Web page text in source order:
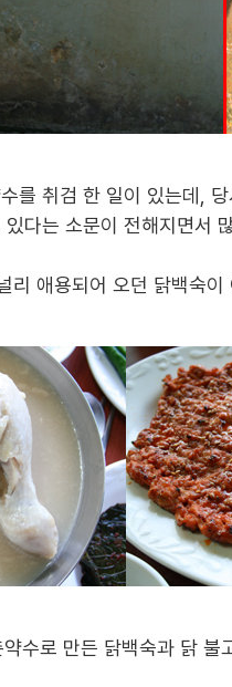
수의
를 취검 한 일이 있는데
다는 소문이 전해지면서
리 애용되어 오던 닭백숙이
수로 만든 닭백숙과 닭